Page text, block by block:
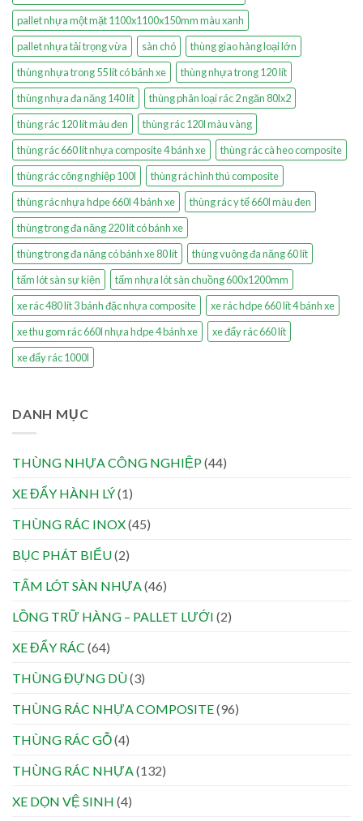
pallet nhựa một mặt 1100x1100x150mm màu xanh
pallet nhựa tải trọng vừa
sàn chó
thùng giao hàng loại lớn
thùng nhựa trong 55 lít có bánh xe
thùng nhựa trong 120 lít
thùng nhựa đa năng 140 lít
thùng phân loại rác 2 ngăn 80lx2
thùng rác 120 lít màu đen
thùng rác 120l màu vàng
thùng rác 660 lít nhựa composite 4 bánh xe
thùng rác cà heo composite
thùng rác công nghiệp 100l
thùng rác hình thú composite
thùng rác nhựa hdpe 660l 4 bánh xe
thùng rác y tế 660l màu đen
thùng trong đa năng 220 lít có bánh xe
thùng trong đa năng có bánh xe 80 lít
thùng vuông đa năng 60 lít
tấm lót sàn sự kiện
tấm nhựa lót sàn chuồng 600x1200mm
xe rác 480 lít 3 bánh đặc nhựa composite
xe rác hdpe 660 lít 4 bánh xe
xe thu gom rác 660l nhựa hdpe 4 bánh xe
xe đẩy rác 660 lít
xe đẩy rác 1000l
DANH MỤC
THÙNG NHỰA CÔNG NGHIỆP(44)
XE ĐẨY HÀNH LÝ(1)
THÙNG RÁC INOX(45)
BỤC PHÁT BIỂU(2)
TẤM LÓT SÀN NHỰA(46)
LỒNG TRỮ HÀNG – PALLET LƯỚI (2)
XE ĐẨY RÁC (64)
THÙNG ĐỰNG DÙ(3)
THÙNG RÁC NHỰA COMPOSITE(96)
THÙNG RÁC GỖ(4)
THÙNG RÁC NHỰA(132)
XE DỌN VỆ SINH (4)